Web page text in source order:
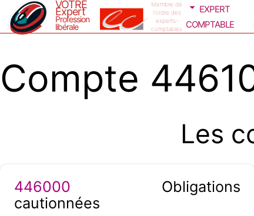
VOTRE
Expert
Profession
libérale
Membre de
l'ordre des
experts-
comptables
expert
comptable
Compte
Les
446000 Obligations
cautionnées